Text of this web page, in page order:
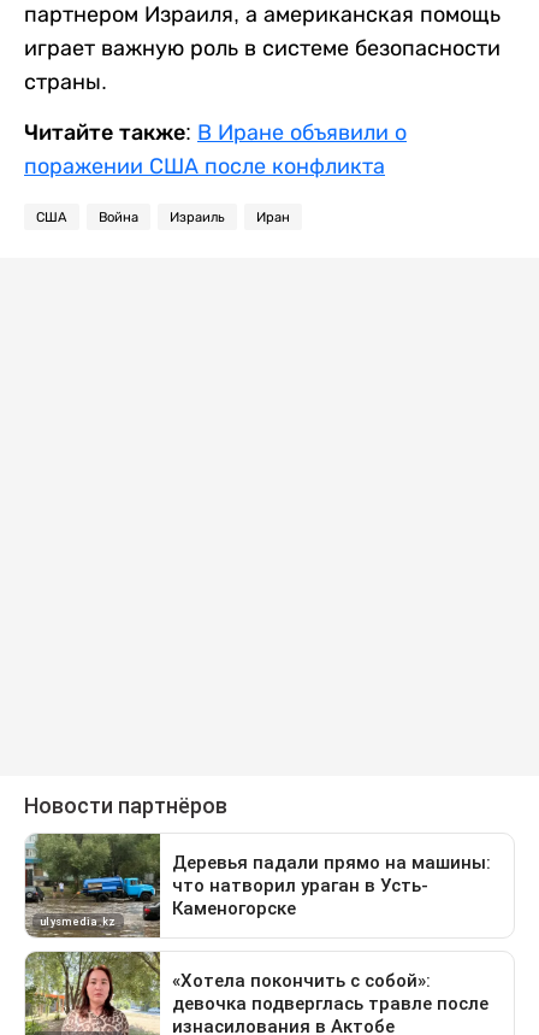
партнером Израиля, а американская помощь
играет важную роль в системе безопасности
страны.
Читайте также: В Иране объявили о
поражении США после конфликта
США Война Израиль Иран